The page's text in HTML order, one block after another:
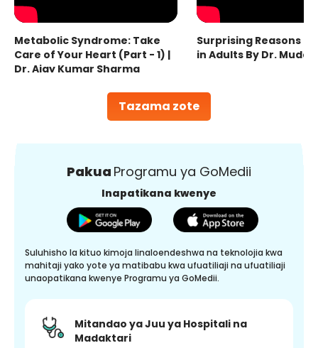
Tazama zote
Metabolic Syndrome: Take
Care of Your Heart (Part - 1) |
Dr. Ajay Kumar Sharma
Surprising Reasons
in Adults By Dr.
Pakua Programu ya GoMedii
Inapatikana kwenye
Suluhisho la kituo kimoja linaloendeshwa na teknolojia kwa
mahitaji yako yote ya matibabu kwa ufuatiliaji na ufuatiliaji
unaopatikana kwenye Programu ya GoMedii.
Mitandao ya Juu ya Hospitali na
Madaktari